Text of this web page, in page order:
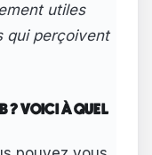
utiles
qui perçoivent
? VOICI À QUEL